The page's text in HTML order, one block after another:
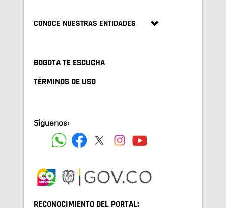
CONOCE NUESTRAS ENTIDADES
BOGOTA TE ESCUCHA
TÉRMINOS DE USO
Síguenos:
RECONOCIMIENTO DEL PORTAL: